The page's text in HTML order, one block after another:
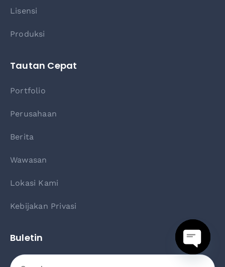
Lisensi
Produksi
Tautan Cepat
Portfolio
Perusahaan
Berita
Wawasan
Lokasi Kami
Kebijakan Privasi
Buletin
Buka